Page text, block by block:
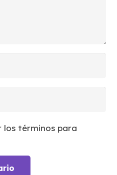
los términos para